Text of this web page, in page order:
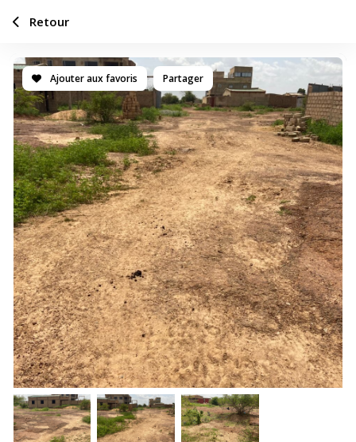
Ajouter aux favoris Partager
Retour